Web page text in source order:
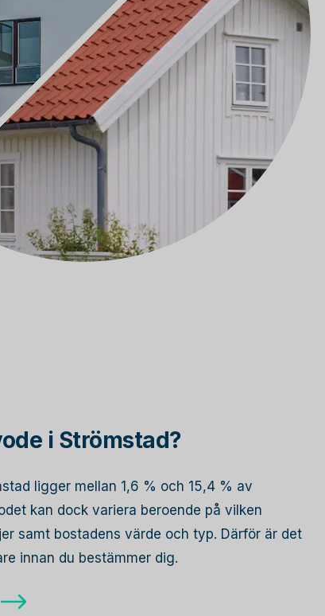
i Strömstad?
ligger mellan 1,6 % och 15,4 % av
kan dock variera beroende på vilken
samt bostadens värde och typ. Därför är det
innan du bestämmer dig.